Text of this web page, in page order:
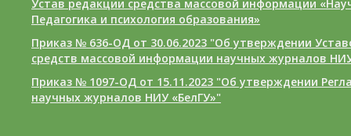
Устав редакции средства массовой информации
Педагогика и психология образования»
Приказ № 636-ОД от 30.06.2023 "Об утверждении
средств массовой информации научных журналов
Приказ № 1097-ОД от 15.11.2023 "Об утверждении
научных журналов НИУ «БелГУ»"